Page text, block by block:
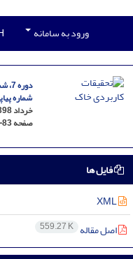
ورود به سامانه
شماره
خرداد 1398
صفحه
فایل ها
XML
اصل مقاله 559.27 K